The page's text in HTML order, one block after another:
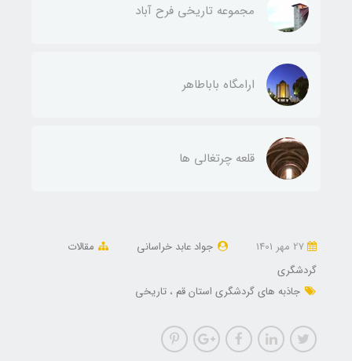
مجموعه تاریخی فرح آباد
ارامگاه باباطاهر
قلعه چرتغالی ها
جواد عابد خراسانی
مقالات
گردشگری
جاذبه های گردشگری استان قم
تاریخی